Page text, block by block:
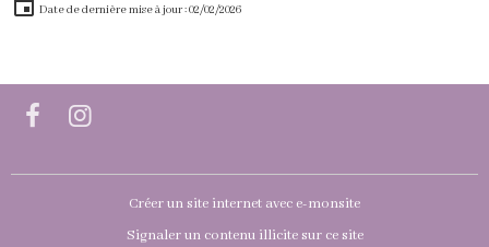
Date de dernière mise à jour : 02/02/2026
Créer un site internet avec e-monsite
Signaler un contenu illicite sur ce site